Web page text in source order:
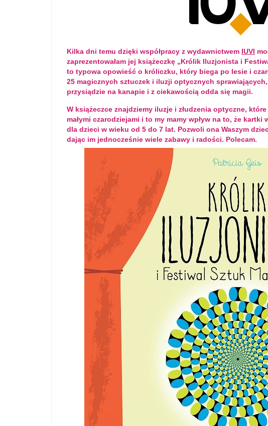
Kilka dni temu dzięki współpracy z wydawnictwem IUVI
zaprezentowałam jej książeczkę „Królik Iluzjonista i
to typowa opowieść o króliczku, który biega po lesie i
25 magicznych sztuczek i iluzji optycznych
przysiądzie na kanapie i z ciekawością odda się magii.
W książeczce znajdziemy iluzje i złudzenia optyczne,
małymi czarodziejami i to my mamy wpływ na to, że
dla dzieci w wieku od 5 do 7 lat. Pozwoli ona Waszym
dając im jednocześnie wiele zabawy i radości. Polecam.